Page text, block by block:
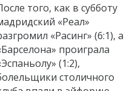
того, как в субботу
«Реал»
«Расинг» (6:1), а
проиграла
(1:2),
столичного